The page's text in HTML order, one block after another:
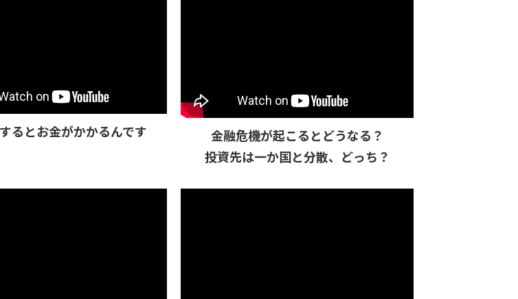
るとお金がかかるんです
金融危機が起こるとどうなる？
投資先は一か国と分散、どっち？